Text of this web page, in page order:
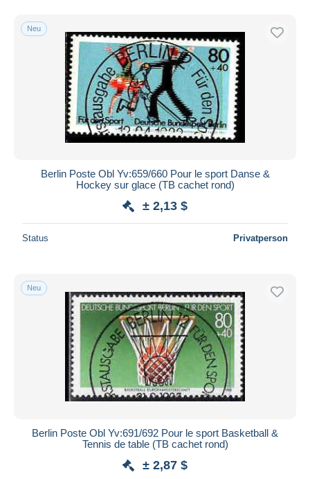
Neu
Berlin Poste Obl Yv:659/660 Pour le sport Danse &
Hockey sur glace (TB cachet rond)
± 2,13 $
Status Privatperson
Neu
Berlin Poste Obl Yv:691/692 Pour le sport Basketball &
Tennis de table (TB cachet rond)
± 2,87 $